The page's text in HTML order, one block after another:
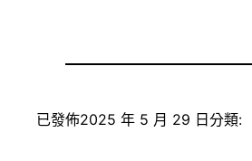
已發佈2025 年 5 月 29 日分類: